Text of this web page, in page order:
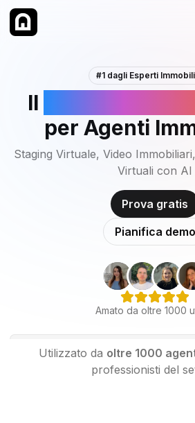
#1 dagli Esperti
Il
per Agenti
Staging Virtuale, Video
Virtuali con AI
Prova gratis
Pianifica demo
Amato da oltre 1000
Utilizzato da oltre 1000
professionisti del